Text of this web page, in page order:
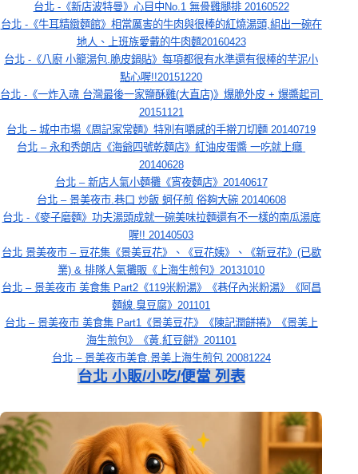
台北 -《新店波特曼》心目中No.1 無骨雞腿排 20160522
台北 -《牛耳精緻麵館》相當厲害的牛肉與很棒的紅燒湯頭,組出一碗在
地人、上班族愛戴的牛肉麵20160423
台北 -《八廚 小籠湯包.脆皮鍋貼》每項都很有水準還有很棒的芋泥小
點心喔!!20151220
台北 -《一炸入魂 台灣最後一家鹽酥雞(大直店)》爆脆外皮 + 爆醬起司
20151121
台北 – 城中市場《周記家常麵》特別有嚼感的手擀刀切麵 20140719
台北 – 永和秀朗店《海爺四號乾麵店》紅油皮蛋醬 一吃就上癮
20140628
台北 – 新店人氣小麵攤《宵夜麵店》20140617
台北 – 景美夜市.巷口 炒飯 蚵仔煎 俗夠大碗 20140608
台北 -《麥子磨麵》功夫湯頭成就一碗美味拉麵還有不一樣的南瓜湯底
喔!! 20140503
台北 景美夜市 – 豆花集《景美豆花》、《豆花姨》、《新豆花》(已歇
業) & 排隊人氣攤販《上海生煎包》20131010
台北 – 景美夜市 美食集 Part2《119米粉湯》《巷仔內米粉湯》《阿昌
麵線.臭豆腐》201101
台北 – 景美夜市 美食集 Part1《景美豆花》《陳記潤餅捲》《景美上
海生煎包》《黃.紅豆餅》201101
台北 – 景美夜市美食.景美上海生煎包 20081224
台北 小販/小吃/便當 列表